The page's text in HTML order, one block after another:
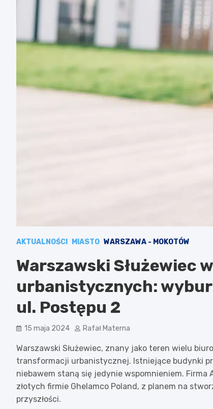
AKTUALNOŚCI MIASTO WARSZAWA - MOKOTÓW
Warszawski Służewiec
urbanistycznych:
ul. Postępu 2
15 maja 2024 Rafał Materna
Warszawski Służewiec, znany jako teren wielu
transformacji urbanistycznej. Istniejące budynki
niebawem staną się jedynie wspomnieniem. Firma
złotych firmie Ghelamco Poland, z planem na
przyszłości.